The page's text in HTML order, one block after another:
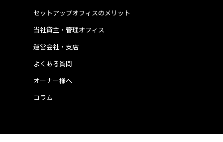
運営会社・支店
よくある質問
当社貸主・管理オフィス
オーナー様へ
コラム
セットアップオフィスのメリット